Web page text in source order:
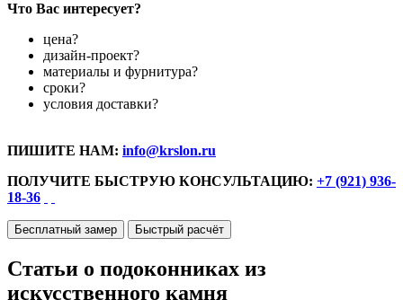
Что Вас интересует?
цена?
дизайн-проект?
материалы и фурнитура?
сроки?
условия доставки?
ПИШИТЕ НАМ: info@krslon.ru
ПОЛУЧИТЕ БЫСТРУЮ КОНСУЛЬТАЦИЮ: +7 (921) 936-
18-36
Бесплатный замер Быстрый расчёт
Статьи о подоконниках из
искусственного камня